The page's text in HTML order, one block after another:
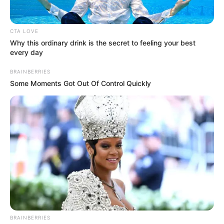
En la misma vía se pronuncióIntergremial Antioquia con
sus 35 gremios afiliadosy aseguró que las personas y
grupos que promueven la destrucción de la
CTA LOVE
Why this ordinary drink is the secret to feeling your best
every day
BRAINBERRIES
Some Moments Got Out Of Control Quickly
BRAINBERRIES